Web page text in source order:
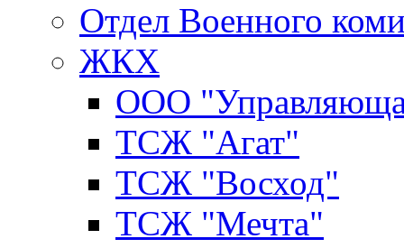
Отдел Военного
ЖКХ
ООО
ТСЖ "Агат"
ТСЖ "Восход"
ТСЖ "Мечта"